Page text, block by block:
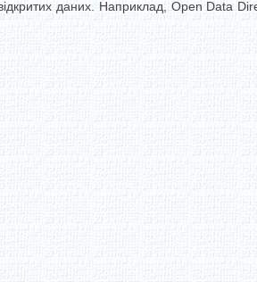
відкритих даних. Наприклад, Open Data